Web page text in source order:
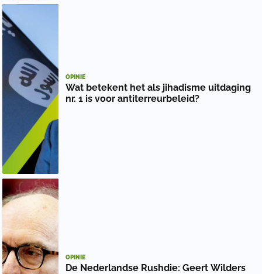
OPINIE
Wat betekent het als jihadisme uitdaging
nr. 1 is voor antiterreurbeleid?
OPINIE
De Nederlandse Rushdie: Geert Wilders